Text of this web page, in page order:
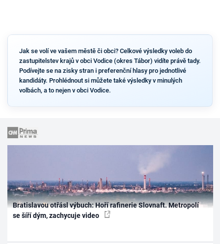
Jak se volí ve vašem městě či obci? Celkové výsledky voleb do
zastupitelstev krajů v obci Vodice (okres Tábor) vidíte právě tady.
Podívejte se na zisky stran i preferenční hlasy pro jednotlivé
kandidáty. Prohlédnout si můžete také výsledky v minulých
volbách, a to nejen v obci Vodice.
Bratislavou otřásl výbuch: Hoří rafinerie Slovnaft. Metropolí
se šíří dým, zachycuje video